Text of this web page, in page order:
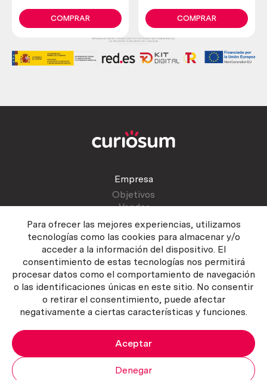
Para ofrecer las mejores experiencias, utilizamos
tecnologías como las cookies para almacenar y/o
acceder a la información del dispositivo. El
consentimiento de estas tecnologías nos permitirá
procesar datos como el comportamiento de navegación
o las identificaciones únicas en este sitio. No consentir
o retirar el consentimiento, puede afectar
negativamente a ciertas características y funciones.
Aceptar
Denegar
COMPRAR COMPRAR
Empresa
Objetivos
Vender
Atención al cliente
Contactar
Manual del vendedor
Política del servicio
Política de Cookies
Copyright ©2026 Curiosum S.L. Todos los derechos reservados.